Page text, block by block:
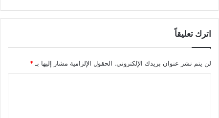
اترك تعليقاً
لن يتم نشر عنوان بريدك الإلكتروني. الحقول الإلزامية مشار إليها بـ *